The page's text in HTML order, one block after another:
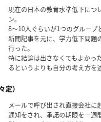
現在の日本の教育水準低下につ
ン。
8～10人ぐらいが1つのグループ
新聞記事を元に、学力低下問題
行った。
特に結論は出さなくてもよかっ
るというよりも自分の考え方を
定）
メールで呼び出され直接会社に
通知をされ、承諾の期限を一週